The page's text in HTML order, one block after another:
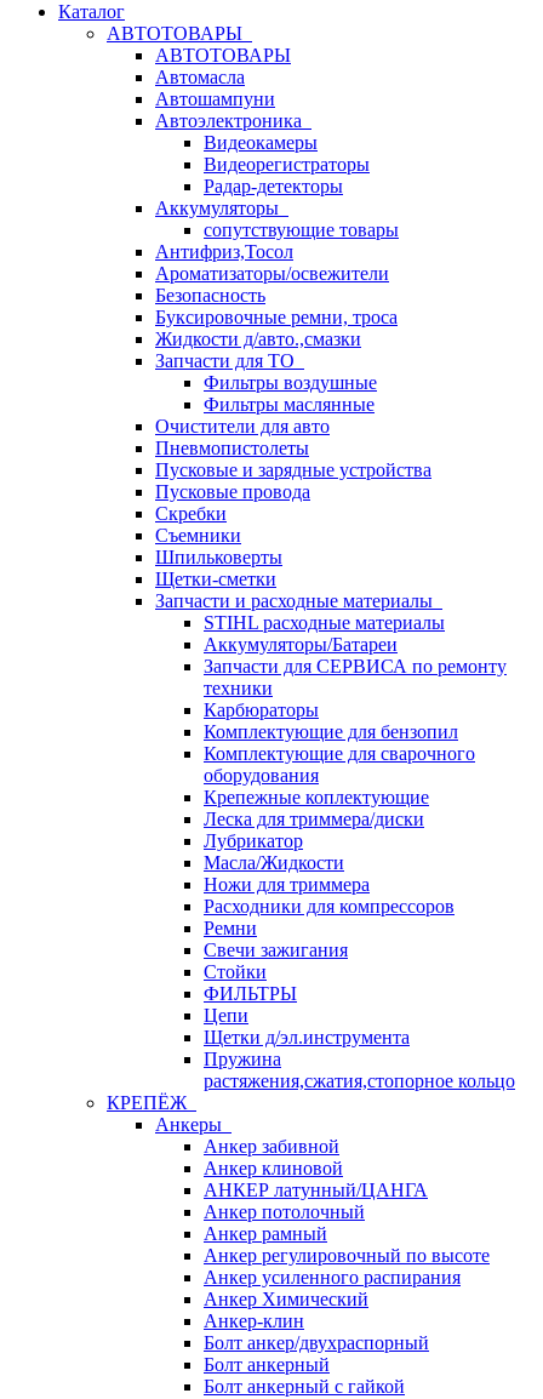
Каталог
АВТОТОВАРЫ
АВТОТОВАРЫ
Автомасла
Автошампуни
Автоэлектроника
Видеокамеры
Видеорегистраторы
Радар-детекторы
Аккумуляторы
сопутствующие товары
Антифриз,Тосол
Ароматизаторы/освежители
Безопасность
Буксировочные ремни, троса
Жидкости д/авто.,смазки
Запчасти для ТО
Фильтры воздушные
Фильтры маслянные
Очистители для авто
Пневмопистолеты
Пусковые и зарядные устройства
Пусковые провода
Скребки
Съемники
Шпильковерты
Щетки-сметки
Запчасти и расходные материалы
STIHL расходные материалы
Аккумуляторы/Батареи
Запчасти для СЕРВИСА по ремонту
техники
Карбюраторы
Комплектующие для бензопил
Комплектующие для сварочного
оборудования
Крепежные коплектующие
Леска для триммера/диски
Лубрикатор
Масла/Жидкости
Ножи для триммера
Расходники для компрессоров
Ремни
Свечи зажигания
Стойки
ФИЛЬТРЫ
Цепи
Щетки д/эл.инструмента
Пружина
растяжения,сжатия,стопорное кольцо
КРЕПЁЖ
Анкеры
Анкер забивной
Анкер клиновой
АНКЕР латунный/ЦАНГА
Анкер потолочный
Анкер рамный
Анкер регулировочный по высоте
Анкер усиленного распирания
Анкер Химический
Анкер-клин
Болт анкер/двухраспорный
Болт анкерный
Болт анкерный с гайкой